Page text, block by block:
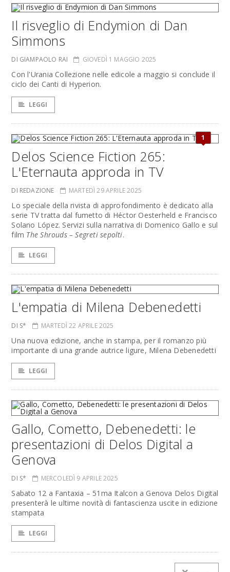
Il risveglio di Endymion di Dan
Simmons
DI GIAMPAOLO RAI GIOVEDÌ 1 MAGGIO 2025
Con l'Urania Collezione nelle edicole a maggio si conclude il
ciclo dei Canti di Hyperion.
LEGGI
1
Delos Science Fiction 265:
L'Eternauta approda in TV
DI REDAZIONE MARTEDÌ 29 APRILE 2025
Lo speciale della rivista di approfondimento è dedicato alla
serie TV tratta dal fumetto di Héctor Oesterheld e Francisco
Solano López. Servizi sulla narrativa di Domenico Gallo e sul
film The Shrouds – Segreti sepolti.
LEGGI
L'empatia di Milena Debenedetti
DI S* MARTEDÌ 22 APRILE 2025
Una nuova edizione, anche in stampa, per il romanzo più
importante di una grande autrice ligure, Milena Debenedetti
LEGGI
Gallo, Cometto, Debenedetti: le
presentazioni di Delos Digital a
Genova
DI S* MERCOLEDÌ 9 APRILE 2025
Sabato 12 a Fantaxia – 51ma Italcon a Genova Delos Digital
presenterà le ultime novità di fantascienza uscite in edizione
stampata
LEGGI